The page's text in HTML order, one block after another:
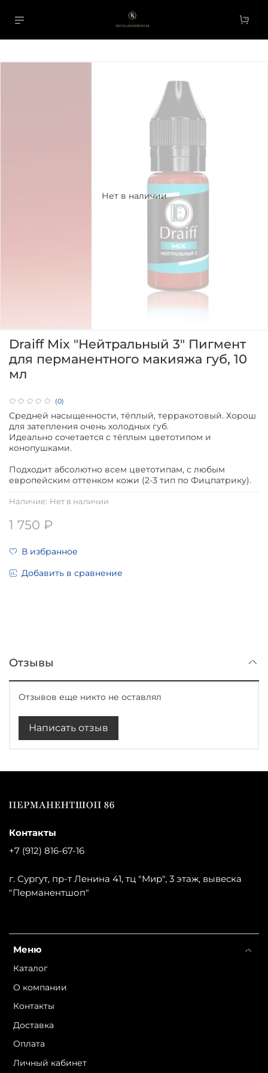
Нет в наличии
(0)
Наличие: Нет в наличии
Draiff Mix "Нейтральный 3" Пигмент
для перманентного макияжа губ, 10
мл
1 750 ₽
В избранное
Добавить в сравнение
Средней насыщенности, тёплый, терракотовый. Хорош
для затепления очень холодных губ.
Идеально сочетается с тёплым цветотипом и
конопушками.
Подходит абсолютно всем цветотипам, с любым
европейским оттенком кожи (2-3 тип по Фицпатрику).
Отзывы
Отзывов еще никто не оставлял
Написать отзыв
Меню
Каталог
О компании
Контакты
Доставка
Оплата
Личный кабинет
Контакты
+7 (912) 816-67-16
г. Сургут, пр-т Ленина 41, тц "Мир", 3 этаж, вывеска
"Перманентшоп"